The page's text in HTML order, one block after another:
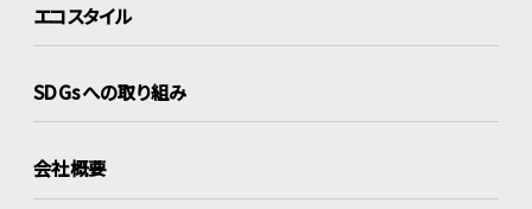
エコスタイル
SDGsへの取り組み
会社概要